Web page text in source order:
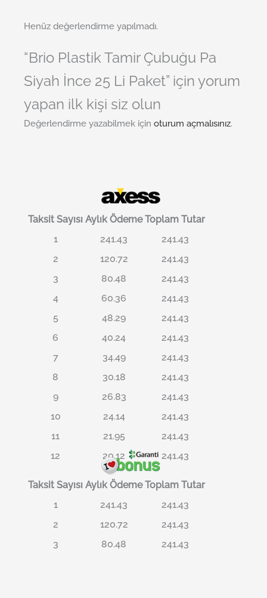
Henüz değerlendirme yapılmadı.
“Brio Plastik Tamir Çubuğu Pa
Siyah İnce 25 Li Paket” için yorum
yapan ilk kişi siz olun
Değerlendirme yazabilmek için oturum açmalısınız.
Taksit Sayısı Aylık Ödeme Toplam Tutar
1
241.43
241.43
2
120.72
241.43
3
80.48
241.43
4
60.36
241.43
5
48.29
241.43
6
40.24
241.43
7
34.49
241.43
8
30.18
241.43
9
26.83
241.43
10
24.14
241.43
11
21.95
241.43
12
20.12 241.43
Taksit Sayısı Aylık Ödeme Toplam Tutar
1
241.43
241.43
2
120.72
241.43
3
80.48 241.43